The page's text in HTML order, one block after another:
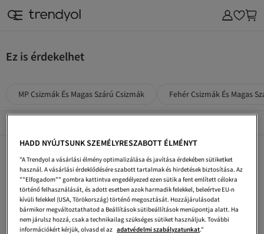
Ez is érdekelhet
MP Csizmák És Magas Szárú Csizmák Fehér Csizmák És Magas
Brs Csizmák És Magas Szárú Csizmák Zöld Csizmák És Magas Szárú Csizmák
MP Bézs Csizmák És Magas Szárú Csizmák
DC Csizmák És Magas Szárú Csizmák
Cat Csizmák És Magas Szárú Csizmák
Hunter Csizmák És Magas Szárú Csizmák
Palladium Férfi Csizmák És Magas Szárú Csizmák
Palladium Zöld Csizmák És Magas Szárú Csizmák
DeeZee Ekrü Csizmák És Magas Szárú Csizmák
SEVENTEEN Csizmák És Magas Szárú Csizmák
HADD NYÚJTSUNK SZEMÉLYRESZABOTT ÉLMÉNYT
"A Trendyol a vásárlási élmény optimalizálása és javítása érdekében sütiketket
használ. A vásárlási érdeklődésére szabott tartalmak és hirdetések biztosítása. Az
""Elfogadom"" gombra kattintva engedélyezed ezen sütik a fent említett célokra
történő felhasználását, és adott esetben azok harmadik felekkel, beleértve EU-n
kívüli felekkel (USA, Törökország) történő megosztását. Hozzájárulásodat
bármikor megváltoztathatod a Beállítások sütibeállítások menüpontja alatt. Ha
nem járulsz hozzá, csak a technikailag szükséges sütiket használjuk. További
információkért kérjük, olvasd el az adatvédelmi szabályzatunkat."